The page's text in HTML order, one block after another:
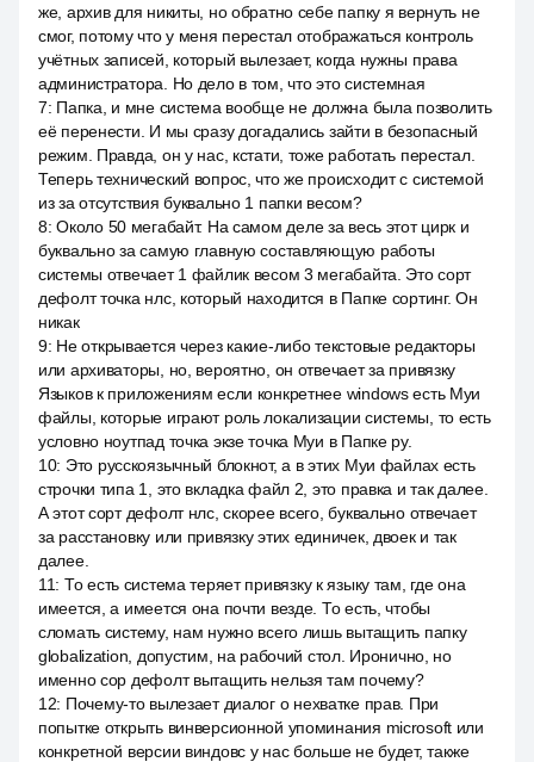
же, архив для никиты, но обратно себе папку я вернуть не
смог, потому что у меня перестал отображаться контроль
учётных записей, который вылезает, когда нужны права
администратора. Но дело в том, что это системная
7: Папка, и мне система вообще не должна была позволить
её перенести. И мы сразу догадались зайти в безопасный
режим. Правда, он у нас, кстати, тоже работать перестал.
Теперь технический вопрос, что же происходит с системой
из за отсутствия буквально 1 папки весом?
8:Около 50 мегабайт. На самом деле за весь этот цирк и
буквально за самую главную составляющую работы
системы отвечает 1 файлик весом 3 мегабайта. Это сорт
дефолт точка нлс, который находится в Папке сортинг. Он
никак
9: Не открывается через какие-либо текстовые редакторы
или архиваторы, но, вероятно, он отвечает за привязку
Языков к приложениям если конкретнее windows есть Муи
файлы, которые играют роль локализации системы, то есть
условно ноутпад точка экзе точка Муи в Папке ру.
10: Это русскоязычный блокнот, а в этих Муи файлах есть
строчки типа 1, это вкладка файл 2, это правка и так далее.
А этот сорт дефолт нлс, скорее всего, буквально отвечает
за расстановку или привязку этих единичек, двоек и так
далее.
11: То есть система теряет привязку к языку там, где она
имеется, а имеется она почти везде. То есть, чтобы
сломать систему, нам нужно всего лишь вытащить папку
globalization, допустим, на рабочий стол. Иронично, но
именно сор дефолт вытащить нельзя там почему?
12: Почему-то вылезает диалог о нехватке прав. При
попытке открыть винверсионной упоминания microsoft или
конкретной версии виндовс у нас больше не будет, также